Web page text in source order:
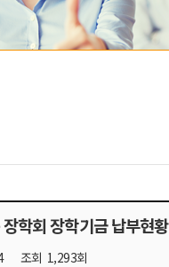
학회 장학기금 납부현황
조회 1,293회